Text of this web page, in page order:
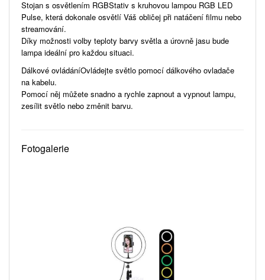
Stojan s osvětlením RGBStativ s kruhovou lampou RGB LED
Pulse, která dokonale osvětlí Váš obličej při natáčení filmu nebo
streamování.
Díky možnosti volby teploty barvy světla a úrovně jasu bude
lampa ideální pro každou situaci.
Dálkové ovládáníOvládejte světlo pomocí dálkového ovladače
na kabelu.
Pomocí něj můžete snadno a rychle zapnout a vypnout lampu,
zesílit světlo nebo změnit barvu.
Fotogalerie